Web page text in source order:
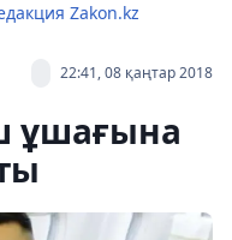
Zakon.kz
22:41, 08 қаңтар 2018
ұшағына